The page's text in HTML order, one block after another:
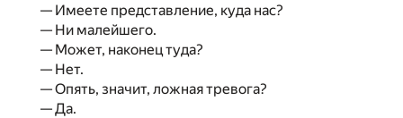
— Имеете представление, куда нас?
— Ни малейшего.
— Может, наконец туда?
— Нет.
— Опять, значит, ложная тревога?
— Да.